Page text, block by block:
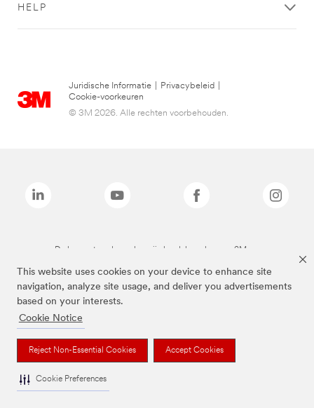
This website uses cookies on your device to enhance site
navigation, analyze site usage, and deliver you advertisements
based on your interests.
Cookie Notice
Reject Non-Essential Cookies Accept Cookies
Cookie Preferences
HELP
Juridische Informatie Privacybeleid
Cookie-voorkeuren
© 3M 2026. Alle rechten voorbehouden.
De bovenstaande merken zijn handelsmerken van 3M.we